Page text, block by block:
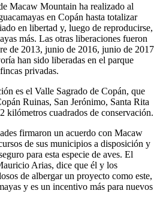
Macaw Mountain ha realizado al
en Copán hasta totalizar
en libertad y, luego de reproducirse,
más. Las otras liberaciones fueron
de 2013, junio de 2016, junio de 2017
han sido liberadas en el parque
privadas.
es el Valle Sagrado de Copán, que
Ruinas, San Jerónimo, Santa Rita
kilómetros cuadrados de conservación.
firmaron un acuerdo con Macaw
de sus municipios a disposición y
para esta especie de aves. El
Arias, dice que él y los
de albergar un proyecto como este,
y es un incentivo más para nuevos